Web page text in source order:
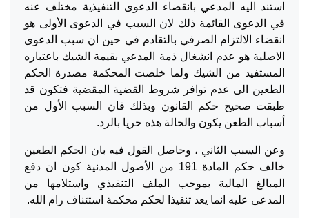
استند اليه المدعي بانقضاء الدعوى التنفيذية مختلف عنه
في الدعوى القائمة ذلك لان السبب في الدعوى الأولى هو
انقضاء الالتزام الصرفي بالتقادم في حين ان سبب الدعوى
الاصلية هو عدم انشغال ذمة المدعي بقيمة الشيك باعتباره
المستفيد من الشيك ولما خلصت المحكمة مصدرة الحكم
الطعين الى عدم توافر شروط القضية المقضية فتكون قد
طبقت صحيح حكم القانون وبذلك فان السبب الأول من
أسباب الطعن يكون والحالة هذه حريا بالرد.
وعن السبب الثاني ، وحاصل القول فيه بان الحكم الطعين
خالف حكم المادة 191 من الأصول المدنية كون ان دفع
المبالغ المالية بموجب الملف التنفيذي واستلامها من
المدعى عليه انما يعد تنفيذا لحكم محكمة استئناف رام الله.